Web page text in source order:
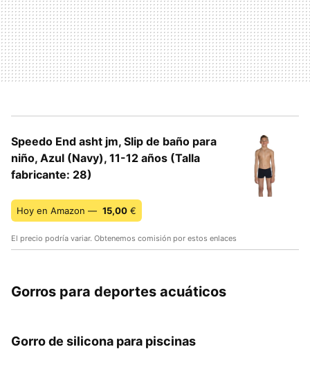
Speedo End asht jm, Slip de baño para
niño, Azul (Navy), 11-12 años (Talla
fabricante: 28)
Hoy en Amazon — 15,00 €
El precio podría variar. Obtenemos comisión por estos enlaces
Gorros para deportes acuáticos
Gorro de silicona para piscinas